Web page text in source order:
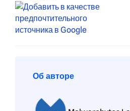
Об авторе